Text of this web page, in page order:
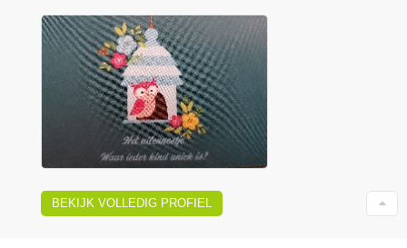
BEKIJK VOLLEDIG PROFIEL